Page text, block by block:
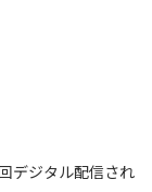
デジタル配信され